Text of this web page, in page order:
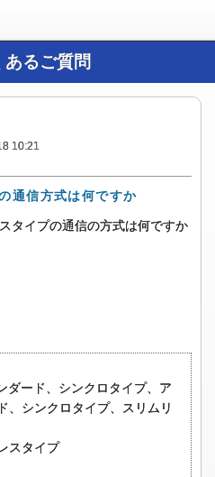
るご質問
10:21
通信方式は何ですか
タイプの通信の方式は何ですか
ダード、シンクロタイプ、ア
、シンクロタイプ、スリムリ
スタイプ